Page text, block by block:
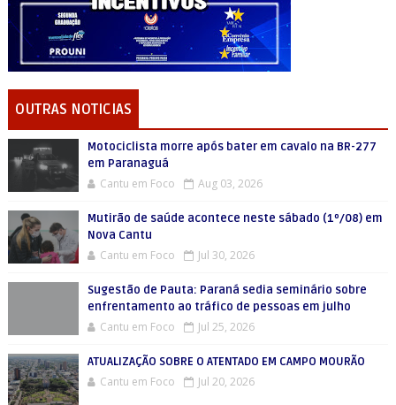
OUTRAS NOTICIAS
Motociclista morre após bater em cavalo na BR-277
em Paranaguá
Cantu em Foco Aug 03, 2026
Mutirão de saúde acontece neste sábado (1º/08) em
Nova Cantu
Cantu em Foco Jul 30, 2026
Sugestão de Pauta: Paraná sedia seminário sobre
enfrentamento ao tráfico de pessoas em julho
Cantu em Foco Jul 25, 2026
ATUALIZAÇÃO SOBRE O ATENTADO EM CAMPO MOURÃO
Cantu em Foco Jul 20, 2026